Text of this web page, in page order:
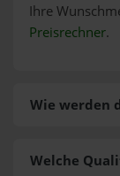
Ihre
Preisrechner.
Wie werden
Welche